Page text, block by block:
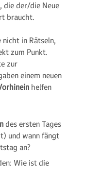
die der/die Neue
braucht.
in Rätseln,
zum Punkt.
zur
einem neuen
helfen
des ersten Tages
und wann fängt
an?
Wie ist die